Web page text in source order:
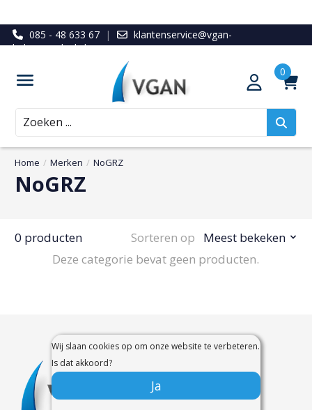
085 - 48 633 67 |
klantenservice@vgan-
ledenvoordeel.nl
Zoeken
Home / Merken / NoGRZ
NoGRZ
0 producten Sorteren op
Meest bekeken
Deze categorie bevat geen producten.
Wij slaan cookies op om onze website te verbeteren.
Is dat akkoord?
Ja